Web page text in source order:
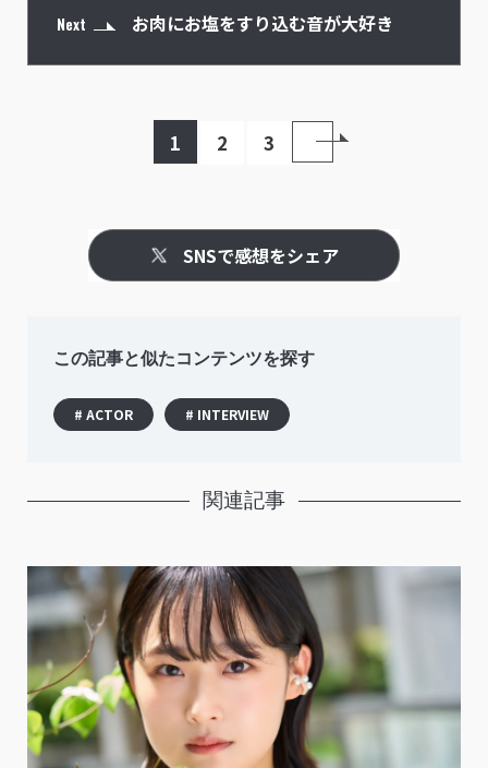
Next お肉にお塩をすり込む音が大好き
1 2 3
SNSで感想をシェア
この記事と似たコンテンツを探す
# ACTOR # INTERVIEW
関連記事